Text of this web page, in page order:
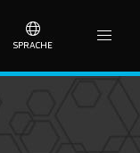
SPRACHE